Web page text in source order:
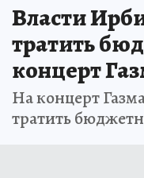
Власти
тратить
концерт
На концерт
тратить